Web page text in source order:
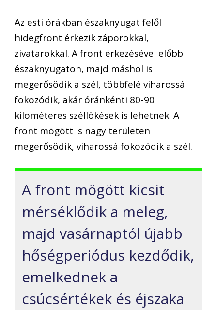
Az esti órákban északnyugat felől
hidegfront érkezik záporokkal,
zivatarokkal. A front érkezésével előbb
északnyugaton, majd máshol is
megerősödik a szél, többfelé viharossá
fokozódik, akár óránkénti 80-90
kilométeres széllökések is lehetnek. A
front mögött is nagy területen
megerősödik, viharossá fokozódik a szél.
A front mögött kicsit
mérséklődik a meleg,
majd vasárnaptól újabb
hőségperiódus kezdődik,
emelkednek a
csúcsértékek és éjszaka